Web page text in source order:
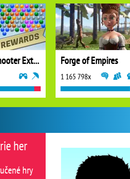
her
hry
Bubble Shooter Extreme Forge of Empires
1 165 798x